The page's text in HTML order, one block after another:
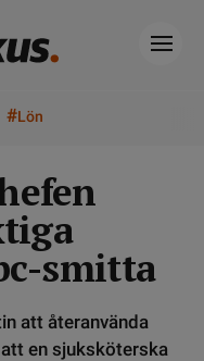
#Lön
smitta
att återanvända
en sjuksköterska